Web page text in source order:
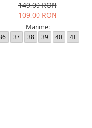
149,00 RON
109,00 RON
Marime:
37 38 39 40 41